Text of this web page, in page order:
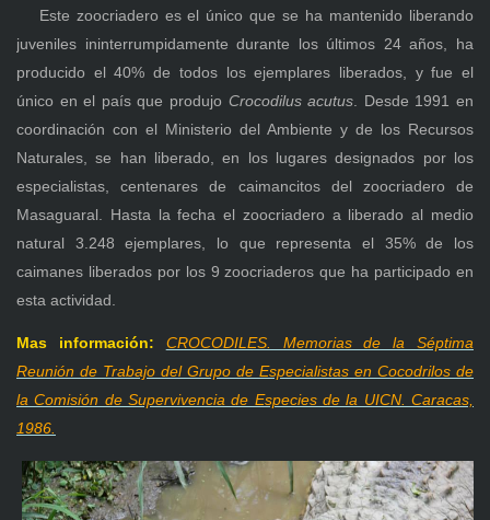
Este zoocriadero es el único que se ha mantenido liberando
juveniles ininterrumpidamente durante los últimos 24 años, ha
producido el 40% de todos los ejemplares liberados, y fue el
único en el país que produjo Crocodilus acutus . Desde 1991 en
coordinación con el Ministerio del Ambiente y de los Recursos
Naturales, se han liberado, en los lugares designados por los
especialistas, centenares de caimancitos del zoocriadero de
Masaguaral. Hasta la fecha el zoocriadero a liberado al medio
natural 3.248 ejemplares, lo que representa el 35% de los
caimanes liberados por los 9 zoocriaderos que ha participado en
esta actividad.
Mas información: CROCODILES. Memorias de la Séptima
Reunión de Trabajo del Grupo de Especialistas en Cocodrilos de
la Comisión de Supervivencia de Especies de la UICN. Caracas,
1986.